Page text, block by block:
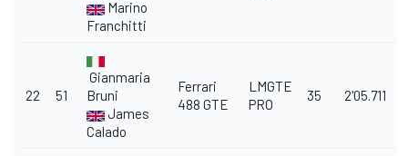
Marino
Franchitti
22 51
Gianmaria
Bruni
James
Calado
Ferrari
488 GTE
LMGTE
PRO
35 2'05.711